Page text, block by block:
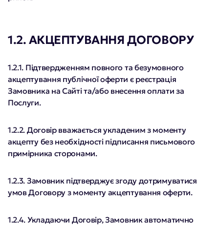
1.2. АКЦЕПТУВАННЯ ДОГОВОРУ
1.2.1. Підтвердженням повного та безумовного
акцептування публічної оферти є реєстрація
Замовника на Сайті та/або внесення оплати за
Послуги.
1.2.2. Договір вважається укладеним з моменту
акцепту без необхідності підписання письмового
примірника сторонами.
1.2.3. Замовник підтверджує згоду дотримуватися
умов Договору з моменту акцептування оферти.
1.2.4. Укладаючи Договір, Замовник автоматично